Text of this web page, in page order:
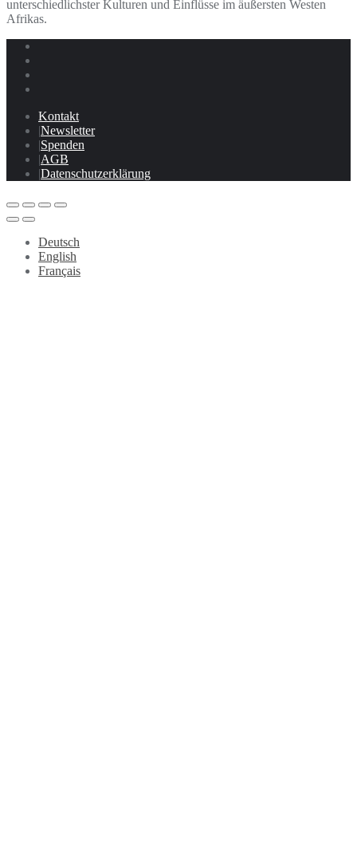
unterschiedlichster Kulturen und Einflüsse im äußersten Westen
Afrikas.
Kontakt
Newsletter
Spenden
AGB
Datenschutzerklärung
Deutsch
English
Français